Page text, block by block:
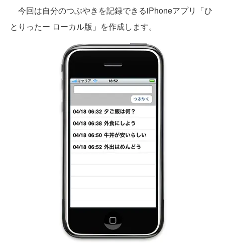
今回は自分のつぶやきを記録できるiPhoneアプリ「ひ
とりったー ローカル版」を作成します。